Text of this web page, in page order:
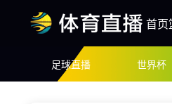
首页
足球直播 世界杯